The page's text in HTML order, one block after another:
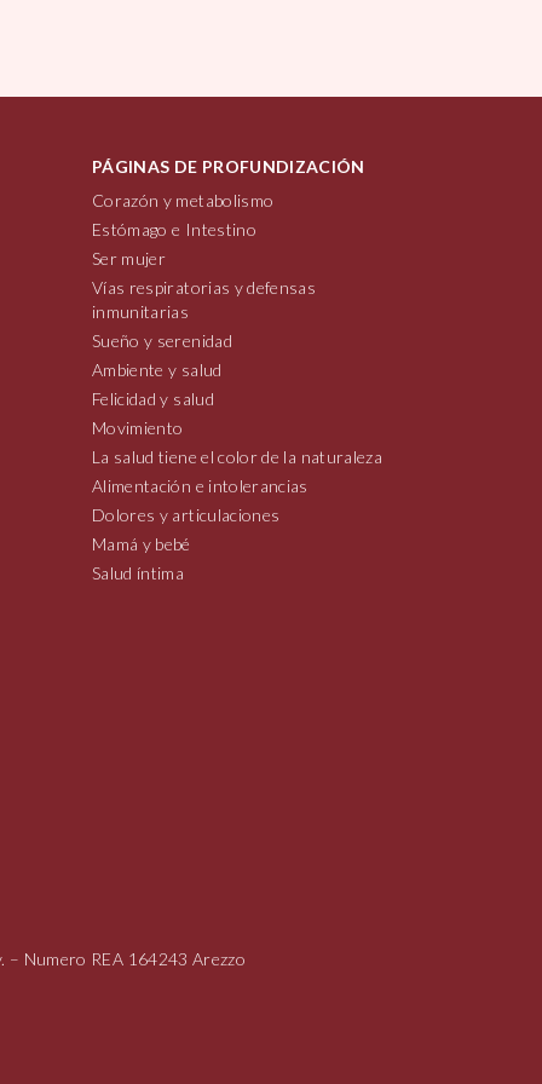
PÁGINAS DE PROFUNDIZACIÓN
Corazón y metabolismo
Estómago e Intestino
Ser mujer
Vías respiratorias y defensas
inmunitarias
Sueño y serenidad
Ambiente y salud
Felicidad y salud
Movimiento
La salud tiene el color de la naturaleza
Alimentación e intolerancias
Dolores y articulaciones
Mamá y bebé
Salud íntima
– Numero REA 164243 Arezzo